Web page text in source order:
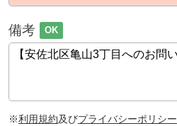
備考 OK
※利用規約及びプライバシーポリシー